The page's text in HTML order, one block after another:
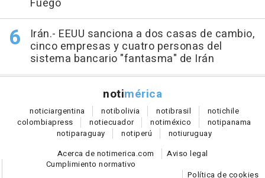
Fuego
Irán.- EEUU sanciona a dos casas de cambio,
cinco empresas y cuatro personas del
sistema bancario "fantasma" de Irán
notimérica
noticiargentina notibolivia notibrasil notichile
colombiapress notiecuador notiméxico notipanama
notiparaguay notiperú notiuruguay
Acerca de notimerica.com
Aviso legal
Cumplimiento normativo
Política de cookies